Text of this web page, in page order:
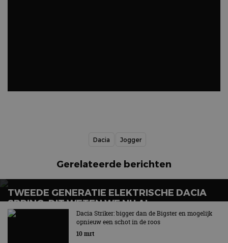
Dacia Jogger
Gerelateerde berichten
TWEEDE GENERATIE ELEKTRISCHE DACIA
SPRING, DIT WETEN WE NU AL
Op basis van Renault Twingo-platform
Dacia Striker: bigger dan de Bigster en mogelijk
opnieuw een schot in de roos
10 mrt